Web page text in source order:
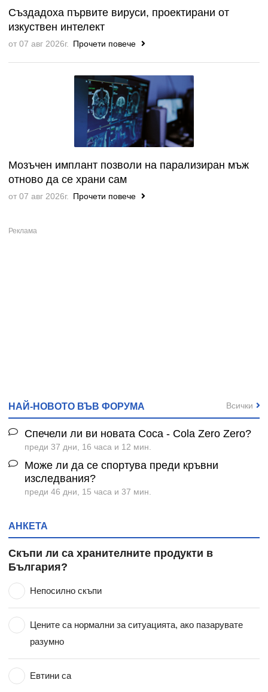
Създадоха първите вируси, проектирани от
изкуствен интелект
от 07 авг 2026г. Прочети повече
Мозъчен имплант позволи на парализиран мъж
отново да се храни сам
от 07 авг 2026г. Прочети повече
НАЙ-НОВОТО ВЪВ ФОРУМА
Спечели ли ви новата Coca - Cola Zero Zero?
преди 37 дни, 16 часа и 12 мин.
Може ли да се спортува преди кръвни
изследвания?
преди 46 дни, 15 часа и 37 мин.
Всички
АНКЕТА
Скъпи ли са хранителните продукти в
България?
Непосилно скъпи
Цените са нормални за ситуацията, ако пазарувате
разумно
Евтини са